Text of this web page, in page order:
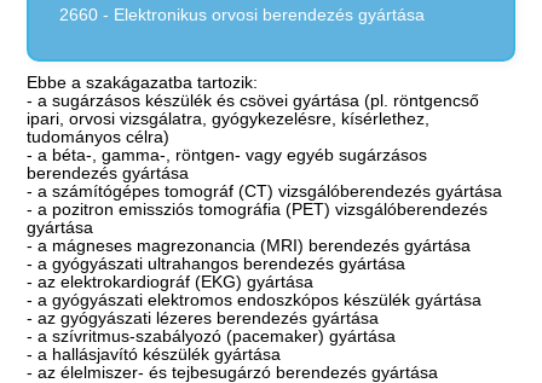
2660 - Elektronikus orvosi berendezés gyártása
Ebbe a szakágazatba tartozik:
- a sugárzásos készülék és csövei gyártása (pl. röntgencső
ipari, orvosi vizsgálatra, gyógykezelésre, kísérlethez,
tudományos célra)
- a béta-, gamma-, röntgen- vagy egyéb sugárzásos
berendezés gyártása
- a számítógépes tomográf (CT) vizsgálóberendezés gyártása
- a pozitron emissziós tomográfia (PET) vizsgálóberendezés
gyártása
- a mágneses magrezonancia (MRI) berendezés gyártása
- a gyógyászati ultrahangos berendezés gyártása
- az elektrokardiográf (EKG) gyártása
- a gyógyászati elektromos endoszkópos készülék gyártása
- az gyógyászati lézeres berendezés gyártása
- a szívritmus-szabályozó (pacemaker) gyártása
- a hallásjavító készülék gyártása
- az élelmiszer- és tejbesugárzó berendezés gyártása